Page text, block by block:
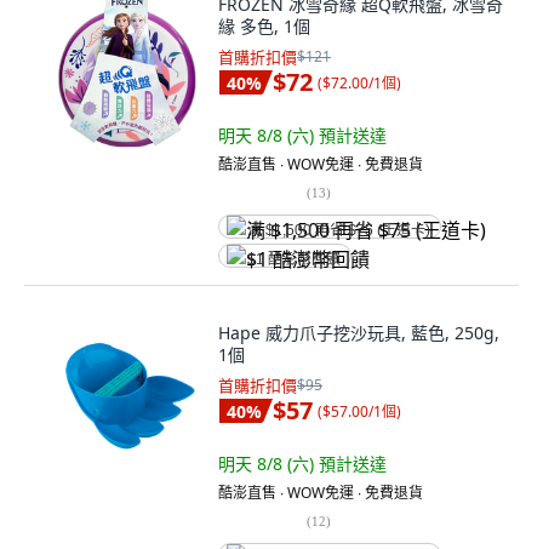
緣 多色, 1個
首購折扣價$121
40% $72 ($72.00/1個)
明天 8/8 (六) 預計送達
酷澎直售 ∙ WOW免運 ∙ 免費退貨
(13)
满 $1,500 再省 $75 (王道卡)
$1 酷澎幣回饋
Hape 威力爪子挖沙玩具, 藍色, 250g,
1個
首購折扣價$95
40% $57 ($57.00/1個)
明天 8/8 (六) 預計送達
酷澎直售 ∙ WOW免運 ∙ 免費退貨
(12)